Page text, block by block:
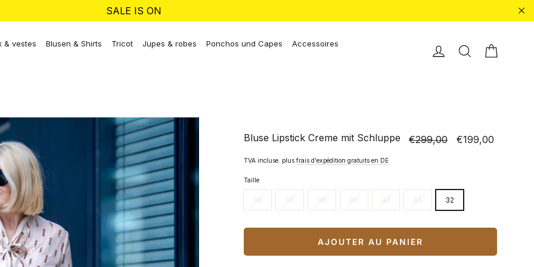
SALE IS ON
& vestes Blusen & Shirts Tricot Jupes & robes Ponchos und Capes
Accessoires
EinloggenRecherche
Bluse Lipstick Creme mit Schluppe
Prix
€299,00
Prix
€199,00
TVA incluse. plus frais d'expédition gratuits en DE
Taille
34 36 38 40 42 44 32
AJOUTER AU PANIER